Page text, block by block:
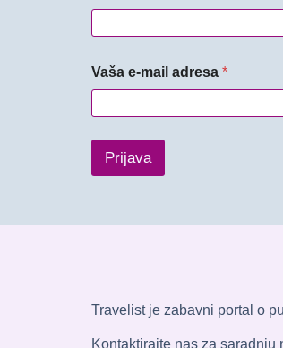
Vaša e-mail adresa *
Prijava
Travelist je zabavni portal o
Kontaktirajte nas za saradnju